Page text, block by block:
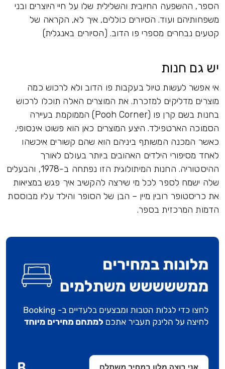
הספר, ההשפעה החיובית והשלילית שלו על חיי היוצרים ובני
משפחותיהם ועוד. הסיורים כוללים, איך לא, הקראה של
קטעים נבחרים מספרי פו הדוב. (הסיורים באנגלית)
יש גם חנות
אי אפשר לעשות טיול בעקבות פו הדוב ולא לרכוש כמה
מוצרים מדליקים למזכרת. את המוצרים האלה תוכלו לרכוש
בחנות בשם קרן פו (Pooh Corner) הממוקמת בעיירה
הסמוכה הארטפילד. היצע המוצרים כאן הוא פשוט אינסופי,
כאשר המכנה המשותף ביניהם הוא שהם קשורים איכשהו
לאחד מסיפורי הילדים האהובים ביותר בעולם לאורך
ההיסטוריה. החנות המיתולוגית הזו נפתחה ב-1978, והבעלים
שלה ישמח לספר לכל מי שירצה להקשיב איך פגש במציאות
את כריסטופר רובין מיין – הבן של הסופר והילד עליו מבוססת
הדמות המרכזית בספר.